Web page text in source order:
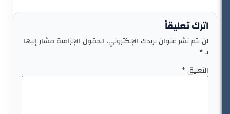
اترك تعليقاً
لن يتم نشر عنوان بريدك الإلكتروني.الحقول الإلزامية مشار إليها
*
التعليق*